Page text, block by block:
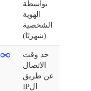
بواسطة
الهوية
الشخصية
(شهريًا)
حد وقت
الاتصال
عن طريق
الIP